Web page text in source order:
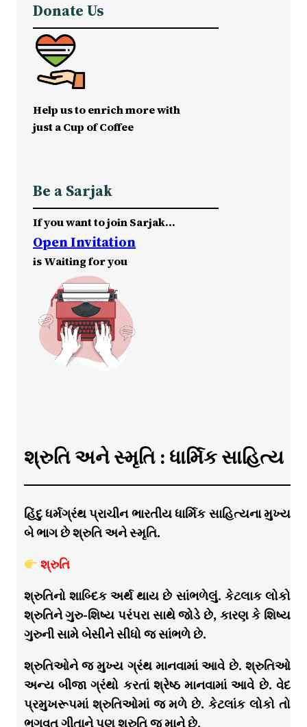
Donate Us
Help us to enrich more with
just a Cup of Coffee
Be a Sarjak
If you want to join Sarjak…
Open Invitation
is Waiting for you
શ્રુતિ અને સ્મૃતિ : ધાર્મિક સાહિત્ય
હિંદુ ધર્મગ્રંથ પ્રાચીન ભારતીય ધાર્મિક સાહિત્યના મુખ્ય
બે ભાગ છે શ્રુતિ અને સ્મૃતિ.
શ્રુતિ
શ્રુતિનો શાબ્દિક અર્થ થાય છે સાંભળેલું. કેટલાક લોકો
શ્રુતિને ગુરુ-શિષ્ય પરંપરા સાથે જોડે છે, કારણ કે શિષ્ય
ગુરુની સામે બેસીને સીધો જ સાંભળે છે.
શ્રુતિઓને જ મુખ્ય ગ્રંથ માનવામાં આવે છે. શ્રુતિઓ
અન્ય બીજા ગ્રંથો કરતાં શ્રેષ્ઠ માનવામાં આવે છે. વેદ
પ્રમુખરૂપમાં શ્રુતિઓમાં જ મળે છે. કેટલાંક લોકો તો
ભગવત ગીતાને પણ શ્રુતિ જ માને છે.